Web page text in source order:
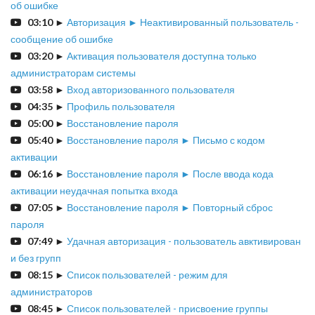
об ошибке
03:10► Авторизация ► Неактивированный пользователь -
сообщение об ошибке
03:20► Активация пользователя доступна только
администраторам системы
03:58 ► Вход авторизованного пользователя
04:35 ► Профиль пользователя
05:00► Восстановление пароля
05:40► Восстановление пароля ► Письмо с кодом
активации
06:16 ► Восстановление пароля ► После ввода кода
активации неудачная попытка входа
07:05 ► Восстановление пароля ► Повторный сброс
пароля
07:49 ► Удачная авторизация - пользователь авктивирован
и без групп
08:15 ► Список пользователей - режим для
администраторов
08:45 ► Список пользователей - присвоение группы